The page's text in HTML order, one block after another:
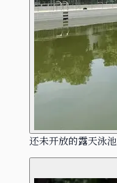
还未开放的露天泳池